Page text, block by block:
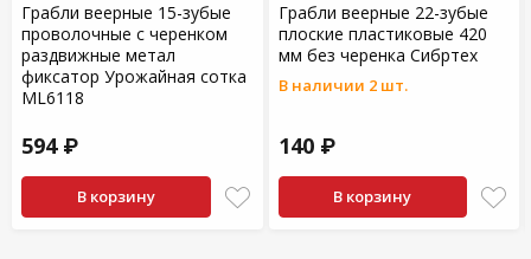
Грабли веерные 15-зубые
проволочные с черенком
раздвижные метал
фиксатор Урожайная сотка
ML6118
594 ₽
В корзину
Грабли веерные 22-зубые
плоские пластиковые 420
мм без черенка Сибртех
В наличии 2 шт.
140 ₽
В корзину